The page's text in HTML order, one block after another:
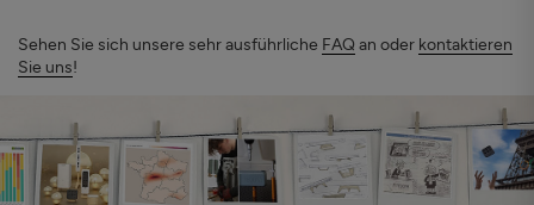
Sehen Sie sich unsere sehr ausführliche FAQ an oder kontaktieren
Sie uns!